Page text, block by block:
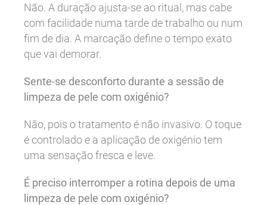
Não. A duração ajusta-se ao ritual, mas cabe
com facilidade numa tarde de trabalho ou num
fim de dia. A marcação define o tempo exato
que vai demorar.
Sente-se desconforto durante a sessão de
limpeza de pele com oxigénio?
Não, pois o tratamento é não invasivo. O toque
é controlado e a aplicação de oxigénio tem
uma sensação fresca e leve.
É preciso interromper a rotina depois de uma
limpeza de pele com oxigénio?